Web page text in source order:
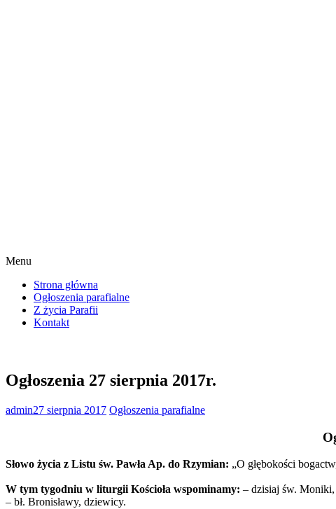
Menu
Strona główna
Ogłoszenia parafialne
Z życia Parafii
Kontakt
Ogłoszenia 27 sierpnia 2017r.
admin27 sierpnia 2017 Ogłoszenia parafialne
Słowo życia z Listu św. Pawła Ap. do Rzymian: „O głębokości
W tym tygodniu w liturgii Kościoła wspominamy: – dzisiaj św.
– bł. Bronisławy, dziewicy.